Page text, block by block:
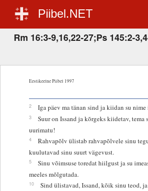
Piibel.NET
Rm 16:3-9,16,22-27;Ps 145:2-
Eestikeelne Piibel 1997
2 Iga päev ma tänan sind ja kiidan su
3
Suur on Issand ja kõrgeks kiidetav, tema
uurimatu!
4
Rahvapõlv ülistab rahvapõlvele sinu
kuulutavad sinu suurt vägevust.
5
Sinu võimsuse toredat hiilgust ja su
meeles mõlgutada.
10
Sind ülistavad, Issand, kõik sinu teod,